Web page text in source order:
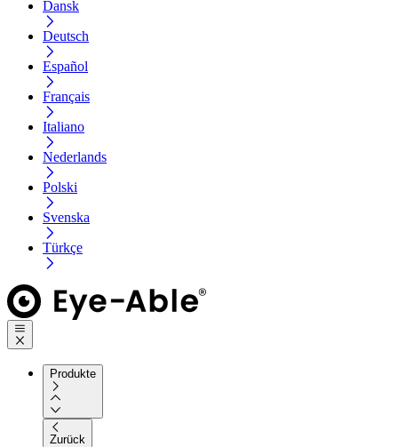
Dansk
Deutsch
Español
Français
Italiano
Nederlands
Polski
Svenska
Türkçe
Produkte
Zurück